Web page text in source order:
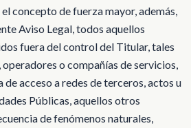
concepto de fuerza mayor, además,
Aviso Legal, todos aquellos
fuera del control del Titular, tales
o compañías de servicios,
acceso a redes de terceros, actos u
Públicas, aquellos otros
de fenómenos naturales,